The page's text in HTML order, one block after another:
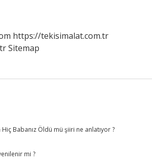
https://tekisimalat.com.tr
Sitemap
Hiç Babanız Öldü mü şiiri ne anlatıyor ?
mi ?